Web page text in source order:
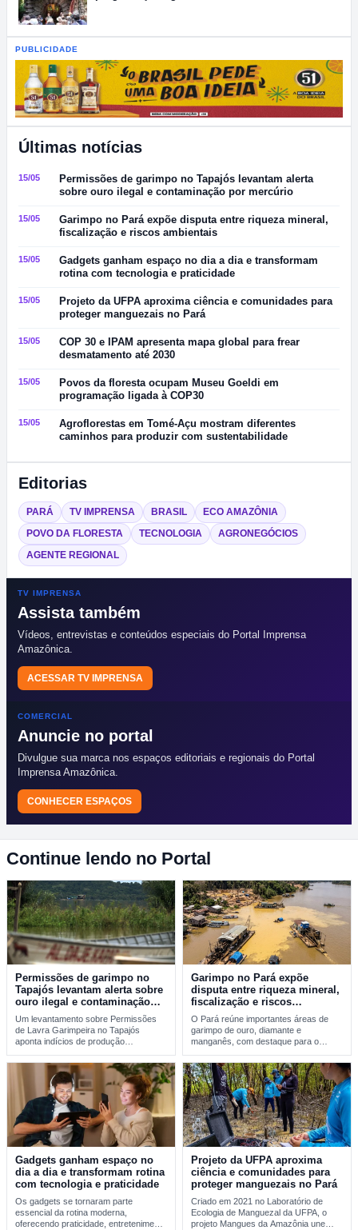
PUBLICIDADE
Últimas notícias
15/05
Permissões de garimpo no Tapajós levantam alerta
sobre ouro ilegal e contaminação por mercúrio
15/05
Garimpo no Pará expõe disputa entre riqueza mineral,
fiscalização e riscos ambientais
15/05
Gadgets ganham espaço no dia a dia e transformam
rotina com tecnologia e praticidade
15/05
Projeto da UFPA aproxima ciência e comunidades para
proteger manguezais no Pará
15/05
COP 30 e IPAM apresenta mapa global para frear
desmatamento até 2030
15/05
Povos da floresta ocupam Museu Goeldi em
programação ligada à COP30
15/05
Agroflorestas em Tomé-Açu mostram diferentes
caminhos para produzir com sustentabilidade
Editorias
PARÁ TV IMPRENSA BRASIL ECO AMAZÔNIA
POVO DA FLORESTA TECNOLOGIA AGRONEGÓCIOS
AGENTE REGIONAL
TV IMPRENSA
Assista também
Vídeos, entrevistas e conteúdos especiais do Portal Imprensa
Amazônica.
ACESSAR TV IMPRENSA
COMERCIAL
Anuncie no portal
Divulgue sua marca nos espaços editoriais e regionais do Portal
Imprensa Amazônica.
CONHECER ESPAÇOS
Continue lendo no Portal
Permissões de garimpo no
Tapajós levantam alerta sobre
ouro ilegal e contaminação
por mercúrio
Um levantamento sobre Permissões
de Lavra Garimpeira no Tapajós
aponta indícios de produção
Garimpo no Pará expõe
disputa entre riqueza mineral,
fiscalização e riscos
ambientais
O Pará reúne importantes áreas de
garimpo de ouro, diamante e
manganês, com destaque para o
Gadgets ganham espaço no
dia a dia e transformam rotina
com tecnologia e praticidade
Os gadgets se tornaram parte
essencial da rotina moderna,
oferecendo praticidade, entretenimento
Projeto da UFPA aproxima
ciência e comunidades para
proteger manguezais no Pará
Criado em 2021 no Laboratório de
Ecologia de Manguezal da UFPA, o
projeto Mangues da Amazônia une